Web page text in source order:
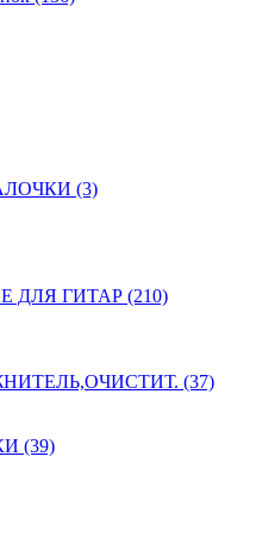
(3)
ГИТАР (210)
(37)
(39)